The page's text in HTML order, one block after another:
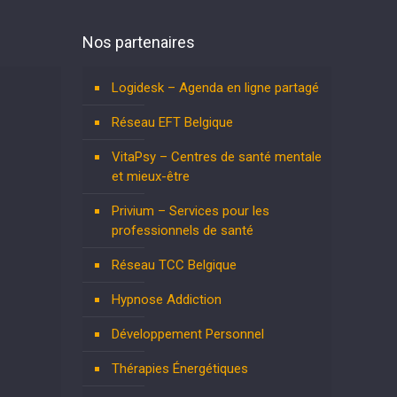
Nos partenaires
Logidesk – Agenda en ligne partagé
Réseau EFT Belgique
VitaPsy – Centres de santé mentale
et mieux-être
Privium – Services pour les
professionnels de santé
Réseau TCC Belgique
Hypnose Addiction
Développement Personnel
Thérapies Énergétiques